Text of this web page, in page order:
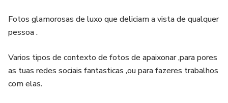
Fotos glamorosas de luxo que deliciam a vista de qualquer
pessoa .
Varios tipos de contexto de fotos de apaixonar ,para pores
as tuas redes sociais fantasticas ,ou para fazeres trabalhos
com elas.